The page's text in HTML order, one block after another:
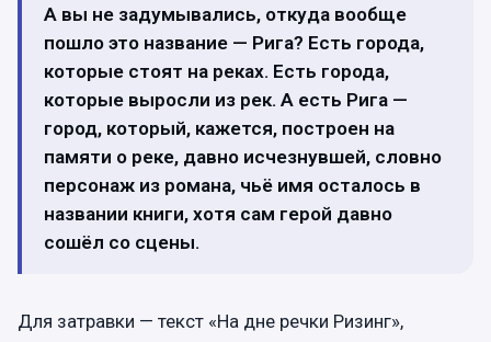
А вы не задумывались, откуда вообще
пошло это название — Рига? Есть города,
которые стоят на реках. Есть города,
которые выросли из рек. А есть Рига —
город, который, кажется, построен на
памяти о реке, давно исчезнувшей, словно
персонаж из романа, чьё имя осталось в
названии книги, хотя сам герой давно
сошёл со сцены.
Для затравки — текст «На дне речки Ризинг»,